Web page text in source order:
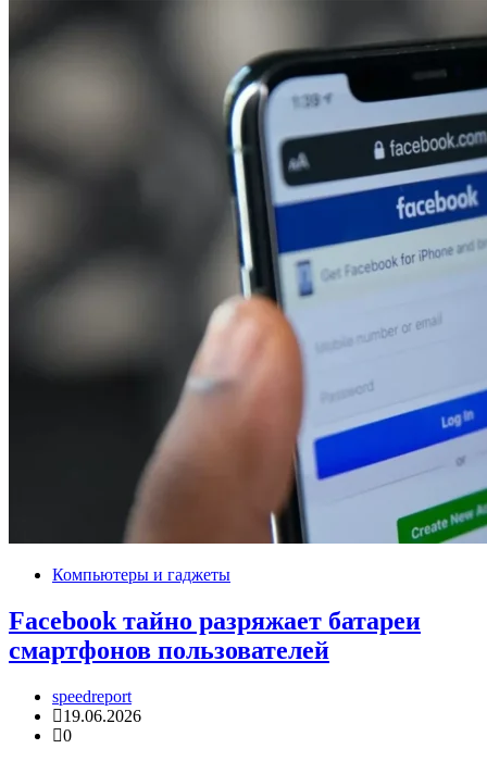
Компьютеры и гаджеты
Facebook тайно разряжает батареи
смартфонов пользователей
speedreport
19.06.2026
0